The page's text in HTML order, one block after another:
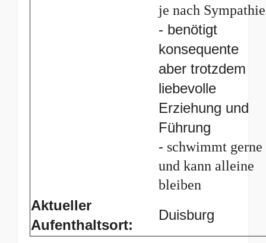
je nach Sympathie
- benötigt
konsequente
aber trotzdem
liebevolle
Erziehung und
Führung
- schwimmt gerne
und kann alleine
bleiben
Aktueller
Aufenthaltsort:
Duisburg